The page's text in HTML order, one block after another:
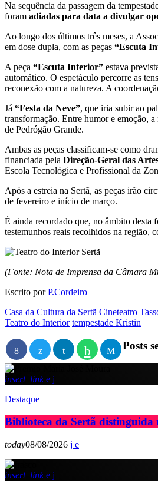
Na sequência da passagem da
foram adiadas para data a divulgar
Ao longo dos últimos três meses, a
em dose dupla, com as peças “Escuta
A peça “Escuta Interior” estava
automático. O espetáculo percorre as
reconexão com a natureza. A
Já “Festa da Neve”, que iria subir ao
transformação. Entre humor e emoção,
de Pedrógão Grande.
Ambas as peças classificam-se como
financiada pela Direção-Geral das
Escola Tecnológica e Profissional da
Após a estreia na Sertã, as peças irão
de fevereiro e início de março.
É ainda recordado que, no âmbito desta
testemunhos reais recolhidos na região,
(Fonte: Nota de Imprensa da Câmara
Escrito porP.Cordeiro
Casa da Cultura da Sertã Cineteatro
Teatro do Interior tempestade Kristin
Posts
insert_link
Destaque
Biblioteca da Sertã
today08/08/2026
insert_link